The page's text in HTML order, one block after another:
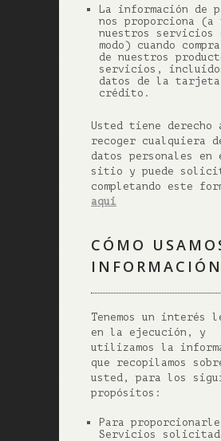
La información de
nos proporciona (a
nuestros servicios
modo) cuando
de nuestros
servicios,
datos de la tarjeta
crédito.
Usted tiene derecho
recoger cualquiera
datos personales en
sitio y puede
completando este
aqui
CÓMO
INFORMACIÓN
Tenemos un interés
en la ejecución, y
utilizamos la
que recopilamos
usted, para los
propósitos:
Para
Servicios